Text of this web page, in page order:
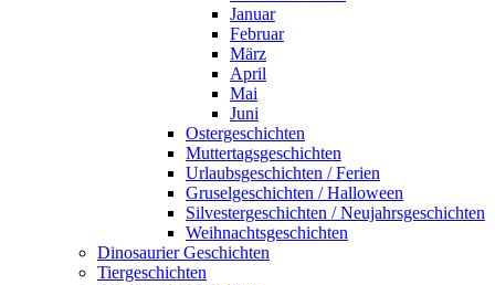
Januar
Februar
März
April
Mai
Juni
Ostergeschichten
Muttertagsgeschichten
Urlaubsgeschichten / Ferien
Gruselgeschichten / Halloween
Silvestergeschichten / Neujahrsgeschichten
Weihnachtsgeschichten
Dinosaurier Geschichten
Tiergeschichten